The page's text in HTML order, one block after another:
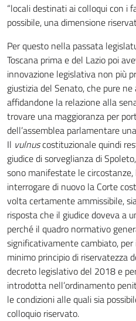
“locali destinati ai colloqui con i
possibile, una dimensione
Per questo nella passata
Toscana prima e del Lazio poi
innovazione legislativa non più
giustizia del Senato, che pure
affidandone la relazione alla
trovare una maggioranza per
dell’assemblea parlamentare
Il vulnuscostituzionale quindi
giudice di sorveglianza di
sono manifestate le
interrogare di nuovo la Corte
volta certamente ammissibile,
risposta che il giudice doveva a
perché il quadro normativo
significativamente cambiato,
minimo principio di riservatezza
decreto legislativo del 2018 e
introdotta nell’ordinamento
le condizioni alle quali sia
colloquio riservato.